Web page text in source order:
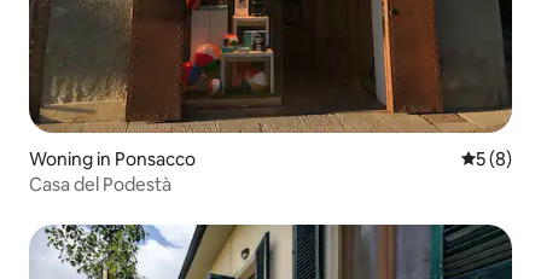
Woning in Ponsacco
5 (8)
Casa del Podestà